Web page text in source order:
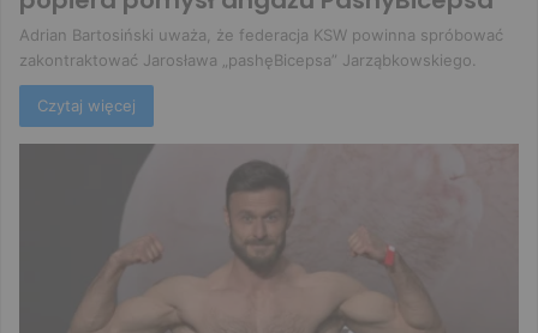
Adrian Bartosiński uważa, że federacja KSW powinna spróbować
zakontraktować Jarosława „pashęBicepsa” Jarząbkowskiego.
Czytaj więcej